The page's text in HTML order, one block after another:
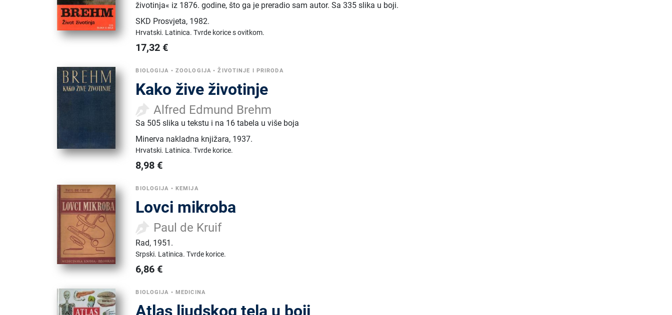
životinja« iz 1876. godine, što ga je preradio sam autor. Sa 335 slika u boji.
SKD Prosvjeta, 1982.
Hrvatski. Latinica.Tvrde korice s ovitkom.
17,32 €
BIOLOGIJA • ZOOLOGIJA •ŽIVOTINJE I PRIRODA
Kako žive životinje
Alfred Edmund Brehm
Sa 505 slika u tekstu i na 16 tabela u više boja
Minerva nakladna knjižara, 1937.
Hrvatski. Latinica.Tvrde korice.
8,98 €
BIOLOGIJA • KEMIJA
Lovci mikroba
Paul de Kruif
Rad, 1951.
Srpski. Latinica.Tvrde korice.
6,86 €
BIOLOGIJA • MEDICINA
Atlas ljudskog tela u boji